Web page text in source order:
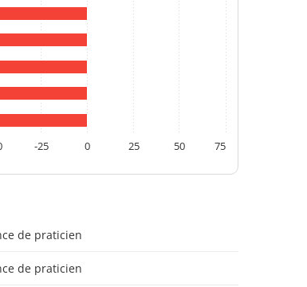
0
-25 25 50 75
de praticien
de praticien